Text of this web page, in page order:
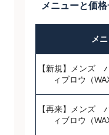
メニューと価
メ
【新規】メンズ
ィブロウ（
【再来】メンズ
ィブロウ（